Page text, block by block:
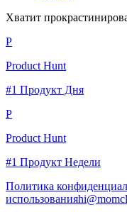
Хватит
P
Product Hunt
#1 Продукт Дня
P
Product Hunt
#1 Продукт Недели
Политика
использования